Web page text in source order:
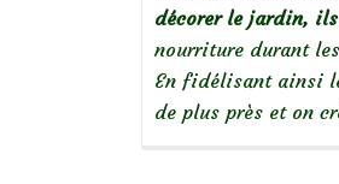
décorer le jardin,
nourriture durant
En fidélisant ainsi
de plus près et on